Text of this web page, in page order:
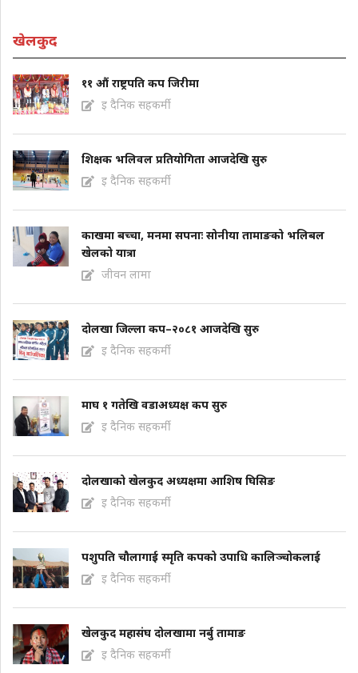
खेलकुद
११ औं राष्ट्रपति कप जिरीमा
इ दैनिक सहकर्मी
शिक्षक भलिवल प्रतियोगिता आजदेखि सुरु
इ दैनिक सहकर्मी
काखमा बच्चा, मनमा सपनाः सोनीया तामाङको भलिबल
खेलको यात्रा
जीवन लामा
दोलखा जिल्ला कप–२०८१ आजदेखि सुरु
इ दैनिक सहकर्मी
माघ १ गतेखि वडाअध्यक्ष कप सुरु
इ दैनिक सहकर्मी
दोलखाको खेलकुद अध्यक्षमा आशिष घिसिङ
इ दैनिक सहकर्मी
पशुपति चौलागाई स्मृति कपको उपाधि कालिञ्चोकलाई
इ दैनिक सहकर्मी
खेलकुद महासंघ दोलखामा नर्बु तामाङ
इ दैनिक सहकर्मी